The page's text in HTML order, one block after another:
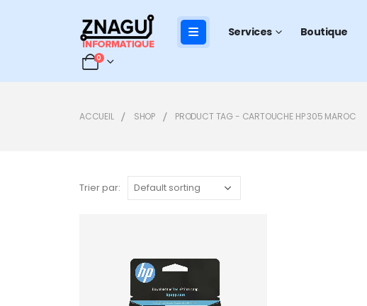
Services Boutique
0
ACCUEIL SHOP PRODUCT TAG - CARTOUCHE HP 305 MAROC
Trier par: